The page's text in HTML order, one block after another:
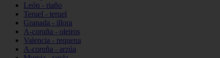
León - riaño
Teruel - teruel
Granada - illora
A-coruña - oleiros
Valencia - requena
A-coruña - arzúa